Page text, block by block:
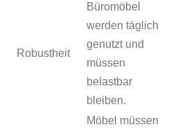
Robustheit
Büromöbel
werden täglich
genutzt und
müssen
belastbar
bleiben.
Möbel müssen